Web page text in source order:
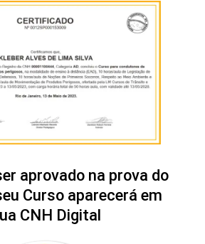
aprovado na prova do
Curso aparecerá em
CNH Digital